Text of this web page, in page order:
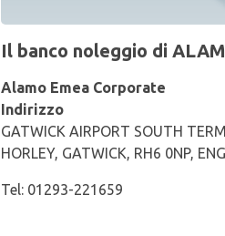
Il banco noleggio di
Alamo Emea Corporate
Indirizzo
GATWICK AIRPORT SOUTH
HORLEY, GATWICK, RH6 0NP, ENG
Tel: 01293-221659